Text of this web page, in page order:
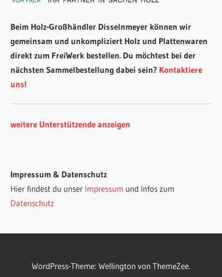
Beim Holz-Großhändler Disselnmeyer können wir
gemeinsam und unkompliziert Holz und Plattenwaren
direkt zum FreiWerk bestellen. Du möchtest bei der
nächsten Sammelbestellung dabei sein? Kontaktiere
uns!
weitere Unterstützende anzeigen
Impressum & Datenschutz
Hier findest du unser Impressum und Infos zum
Datenschutz
WordPress-Theme: Wellington von ThemeZee.